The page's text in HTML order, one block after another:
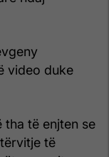
video duke
tha të enjten se
të